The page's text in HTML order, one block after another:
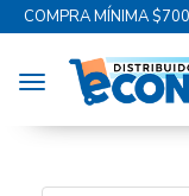
COMPRA MÍNIMA
Toggle navigation